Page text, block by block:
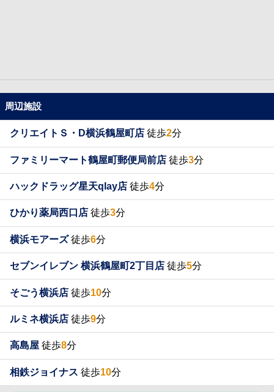
周辺施設
クリエイトＳ・D横浜鶴屋町店 徒歩2分
ファミリーマート鶴屋町郵便局前店 徒歩3分
ハックドラッグ星天qlay店 徒歩4分
ひかり薬局西口店 徒歩3分
横浜モアーズ徒歩6分
セブンイレブン 横浜鶴屋町2丁目店 徒歩5分
そごう横浜店 徒歩10分
ルミネ横浜店 徒歩9分
高島屋 徒歩8分
相鉄ジョイナス 徒歩10分